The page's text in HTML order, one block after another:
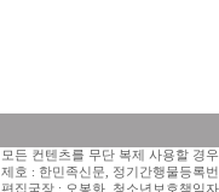
모든 컨텐츠를 무단 복제 사용할 경
제호 : 한민족신문, 정기간행물등록
편집국장 : 오봉화, 청소년보호책임